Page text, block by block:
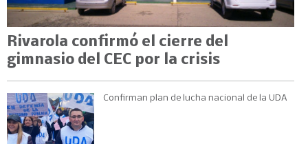
Rivarola confirmó el cierre del
gimnasio del CEC por la crisis
Confirman plan de lucha nacional de la UDA